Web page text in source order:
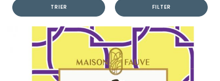
TRIER FILTER